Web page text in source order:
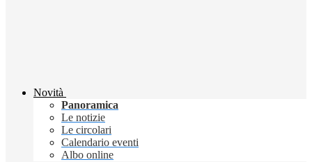
Novità
Panoramica
Le notizie
Le circolari
Calendario eventi
Albo online